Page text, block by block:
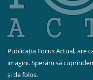
Publicația Focus Actual, are
imagini. Sperăm să
și de folos.